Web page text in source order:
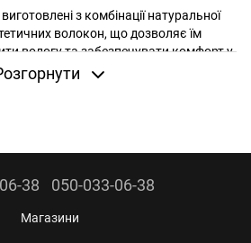
виготовлені з комбінації натуральної
волокон, що дозволяє їм
вологу та забезпечувати комфорт у
відпочинку чи зимових видів
температуру ніг. Бренд активно
лабораторіями, впроваджуючи у
38 050-033-06-38
Магазини